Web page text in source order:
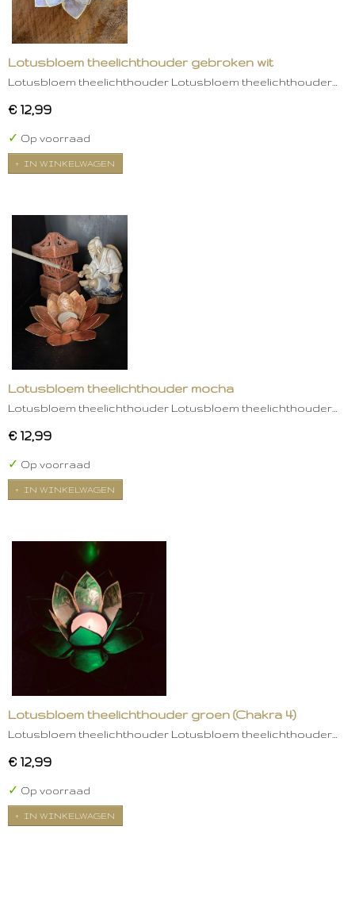
Lotusbloem theelichthouder gebroken wit
Lotusbloem theelichthouder Lotusbloem theelichthouder…
€ 12,99
✓ Op voorraad
IN WINKELWAGEN
Lotusbloem theelichthouder mocha
Lotusbloem theelichthouder Lotusbloem theelichthouder…
€ 12,99
✓ Op voorraad
IN WINKELWAGEN
Lotusbloem theelichthouder groen (Chakra 4)
Lotusbloem theelichthouder Lotusbloem theelichthouder…
€ 12,99
✓ Op voorraad
IN WINKELWAGEN